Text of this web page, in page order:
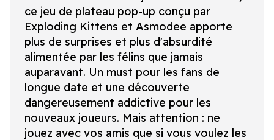
ce jeu de plateau pop-up conçu par
Exploding Kittens et Asmodee apporte
plus de surprises et plus d'absurdité
alimentée par les félins que jamais
auparavant. Un must pour les fans de
longue date et une découverte
dangereusement addictive pour les
nouveaux joueurs. Mais attention : ne
jouez avec vos amis que si vous voulez les